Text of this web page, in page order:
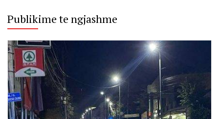
Publikime te ngjashme